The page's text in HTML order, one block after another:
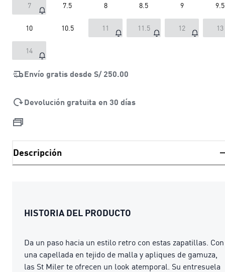
7 7.5 8 8.5 9 9.5
10 10.5 11 11.5 12 13
14
Envío gratis desde S/ 250.00
Devolución gratuita en 30 días
Descripción
HISTORIA DEL PRODUCTO
Da un paso hacia un estilo retro con estas zapatillas. Con
una capellada en tejido de malla y apliques de gamuza,
las St Miler te ofrecen un look atemporal. Su entresuela